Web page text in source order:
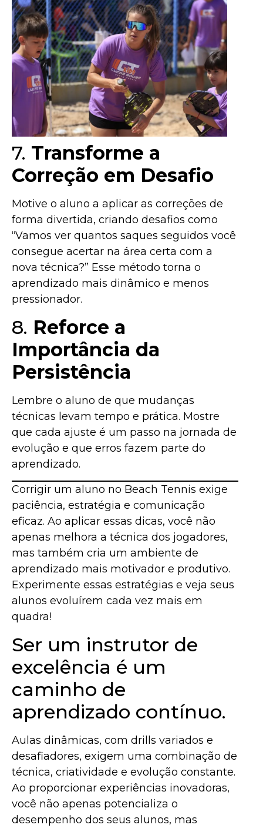
7. Transforme a
Correção em Desafio
Motive o aluno a aplicar as correções de
forma divertida, criando desafios como
“Vamos ver quantos saques seguidos você
consegue acertar na área certa com a
nova técnica?” Esse método torna o
aprendizado mais dinâmico e menos
pressionador.
8. Reforce a
Importância da
Persistência
Lembre o aluno de que mudanças
técnicas levam tempo e prática. Mostre
que cada ajuste é um passo na jornada de
evolução e que erros fazem parte do
aprendizado.
Corrigir um aluno no Beach Tennis exige
paciência, estratégia e comunicação
eficaz. Ao aplicar essas dicas, você não
apenas melhora a técnica dos jogadores,
mas também cria um ambiente de
aprendizado mais motivador e produtivo.
Experimente essas estratégias e veja seus
alunos evoluírem cada vez mais em
quadra!
Ser um instrutor de
excelência é um
caminho de
aprendizado contínuo.
Aulas dinâmicas, com drills variados e
desafiadores, exigem uma combinação de
técnica, criatividade e evolução constante.
Ao proporcionar experiências inovadoras,
você não apenas potencializa o
desempenho dos seus alunos, mas